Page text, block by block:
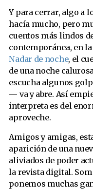
Y para cerrar, algo a
hacía mucho, pero
cuentos más lindos
contemporánea, en
Nadar de noche, el
de una noche
escucha algunos
— va y abre. Así
interpreta es del
aproveche.
Amigos y amigas,
aparición de una
aliviados de poder
la revista digital.
ponemos muchas